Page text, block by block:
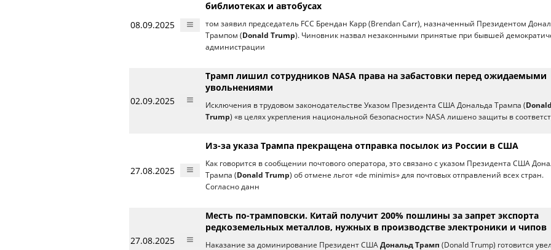
08.09.2025
библиотеках и автобусах
том заявил председатель FCC Брендан Карр (Brendan Carr), назначенный Президентом
Трампом (Donald Trump). Чиновник назвал незаконными принятые при бывшей
администрации
02.09.2025
Трамп лишил сотрудников NASA права на забастовки перед ожидаемыми
увольнениями
Исключения в трудовом законодательстве Указом Президента США Дональда Трампа (Donald
Trump) «в целях укрепления национальной безопасности» NASA лишено защиты в
27.08.2025
Из-за указа Трампа прекращена отправка посылок из России в США
Как говорится в сообщении почтового оператора, это связано с указом Президента США
Трампа (Donald Trump) об отмене льгот «de minimis» для почтовых отправлений всех стран.
Согласно данн
27.08.2025
Месть по-трамповски. Китай получит 200% пошлины за запрет экспорта
редкоземельных металлов, нужных в производстве электроники и чипов
Наказание за доминирование Президент США Дональд Трамп (Donald Trump) готовится